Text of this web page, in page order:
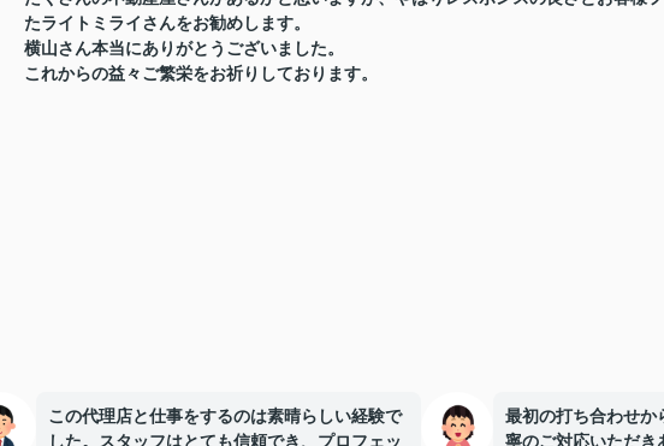
たライトミライさんをお勧めします。
横山さん本当にありがとうございました。
これからの益々ご繁栄をお祈りしております。
この代理店と仕事をするのは素晴らしい経験で
した。スタッフはとても信頼でき、プロフェッ
最初の打ち合わせか
寧のご対応いただき